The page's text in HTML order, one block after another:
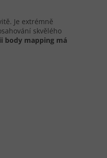
Je extrémně
skvělého
body mapping má